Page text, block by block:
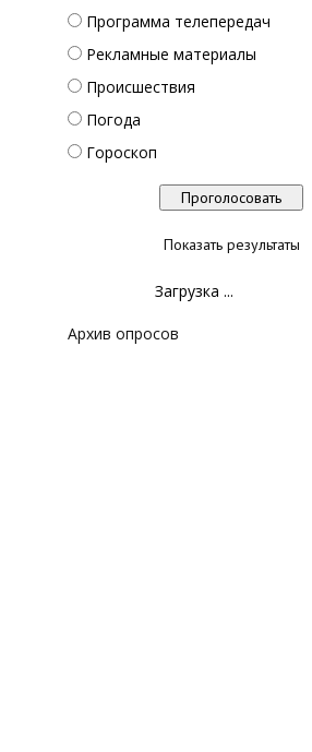
Программа телепередач
Рекламные материалы
Происшествия
Погода
Гороскоп
Показать результаты
Загрузка ...
Архив опросов